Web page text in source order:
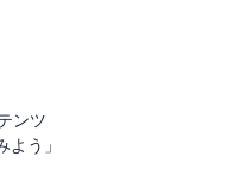
ンツ
よう」